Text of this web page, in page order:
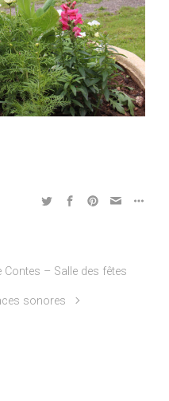
– Salle des fêtes
sonores